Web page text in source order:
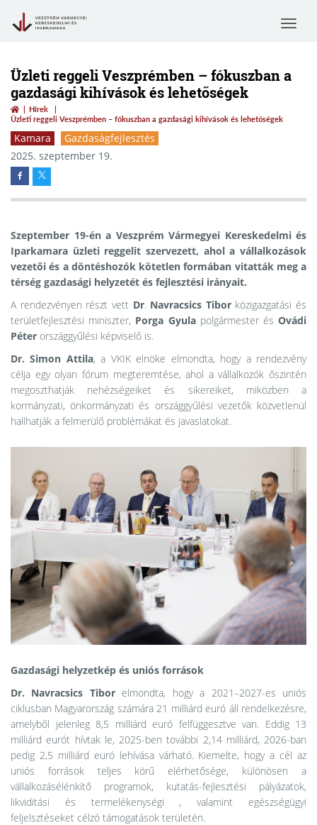
Toggle
Üzleti reggeli Veszprémben – fókuszban a
gazdasági kihívások és lehetőségek
Hírek
Üzleti reggeli Veszprémben – fókuszban a gazdasági kihívások és lehetőségek
Kamara
Gazdaságfejlesztés
2025. szeptember 19.
Szeptember 19-én a Veszprém Vármegyei Kereskedelmi és
Iparkamara üzleti reggelit szervezett, ahol a vállalkozások
vezetői és a döntéshozók kötetlen formában vitatták meg a
térség gazdasági helyzetét és fejlesztési irányait.
A rendezvényen részt vett Dr. Navracsics Tiborközigazgatási és
területfejlesztési miniszter, Porga Gyulapolgármester ésOvádi
Péter országgyűlési képviselő is.
Dr. Simon Attila, a VKIK elnöke elmondta, hogy a rendezvény
célja egy olyan fórum megteremtése, ahol a vállalkozók őszintén
megoszthatják nehézségeiket és sikereiket, miközben a
kormányzati, önkormányzati és országgyűlési vezetők közvetlenül
hallhatják a felmerülő problémákat és javaslatokat.
Gazdasági helyzetkép és uniós források
Dr. Navracsics Tiborelmondta, hogy a 2021–2027-es uniós
ciklusban Magyarország számára 21 milliárd euró áll rendelkezésre,
amelyből jelenleg 8,5 milliárd euró felfüggesztve van. Eddig 13
milliárd eurót hívtak le, 2025-ben további 2,14 milliárd, 2026-ban
pedig 2,5 milliárd euró lehívása várható. Kiemelte, hogy a cél az
uniós források teljes körű elérhetősége, különösen a
vállalkozásélénkítő programok, kutatás-fejlesztési pályázatok,
likviditási és termelékenységi , valamint egészségügyi
feljelsztéseket célzó támogatások területén.